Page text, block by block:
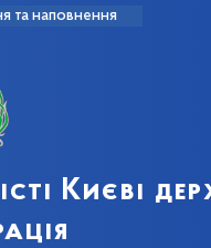
та наповнення
Києві